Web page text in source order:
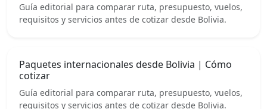
Guía editorial para comparar ruta, presupuesto, vuelos,
requisitos y servicios antes de cotizar desde Bolivia.
Paquetes internacionales desde Bolivia | Cómo
cotizar
Guía editorial para comparar ruta, presupuesto, vuelos,
requisitos y servicios antes de cotizar desde Bolivia.